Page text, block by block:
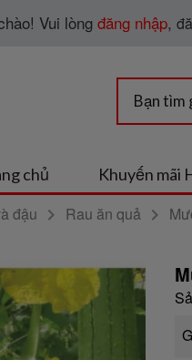
Vui lòng đăng nhập,
chủ Khuyến mãi
đậu Rau ăn quả